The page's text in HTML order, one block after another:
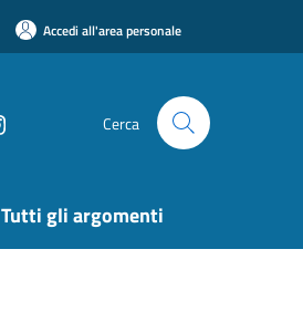
Accedi all'area personale
Cerca
Tutti gli argomenti